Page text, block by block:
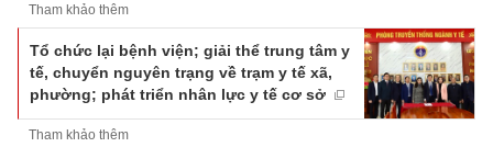
Tham khảo thêm
Tổ chức lại bệnh viện; giải thể trung tâm y
tế, chuyển nguyên trạng về trạm y tế xã,
phường; phát triển nhân lực y tế cơ sở
Tham khảo thêm